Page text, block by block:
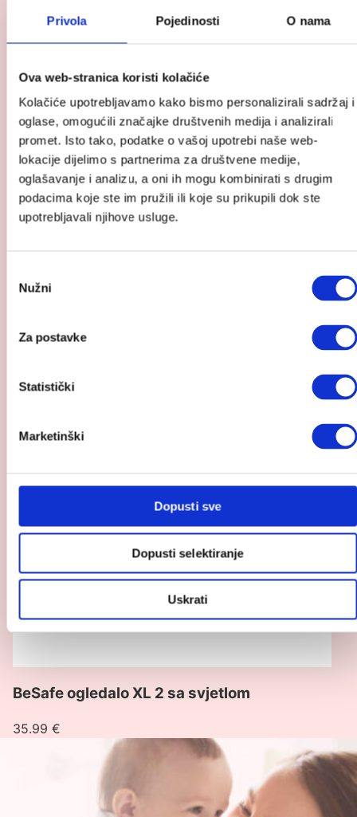
Privola Pojedinosti O nama
Ova web-stranica koristi kolačiće
Kolačiće upotrebljavamo kako bismo personalizirali sadržaj i
oglase, omogućili značajke društvenih medija i analizirali
promet. Isto tako, podatke o vašoj upotrebi naše web-
lokacije dijelimo s partnerima za društvene medije,
oglašavanje i analizu, a oni ih mogu kombinirati s drugim
podacima koje ste im pružili ili koje su prikupili dok ste
upotrebljavali njihove usluge.
pristanka
Nužni
Za postavke
Statistički
Marketinški
Dopusti sve
Dopusti selektiranje
Uskrati
Stretch
BeSafe autosjedalica Stretch
BeSafe
XL
svjetlom
BeSafe ogledalo XL 2 sa svjetlom
35.99 €